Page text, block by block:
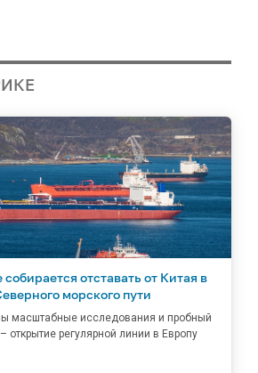
отставать от Китая в
морского пути
масштабные исследования и пробный
открытие регулярной линии в Европу